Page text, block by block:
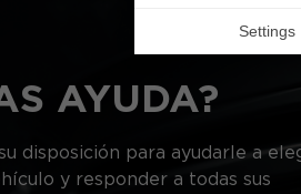
AYUDA?
disposición para ayudarle a
y responder a todas sus